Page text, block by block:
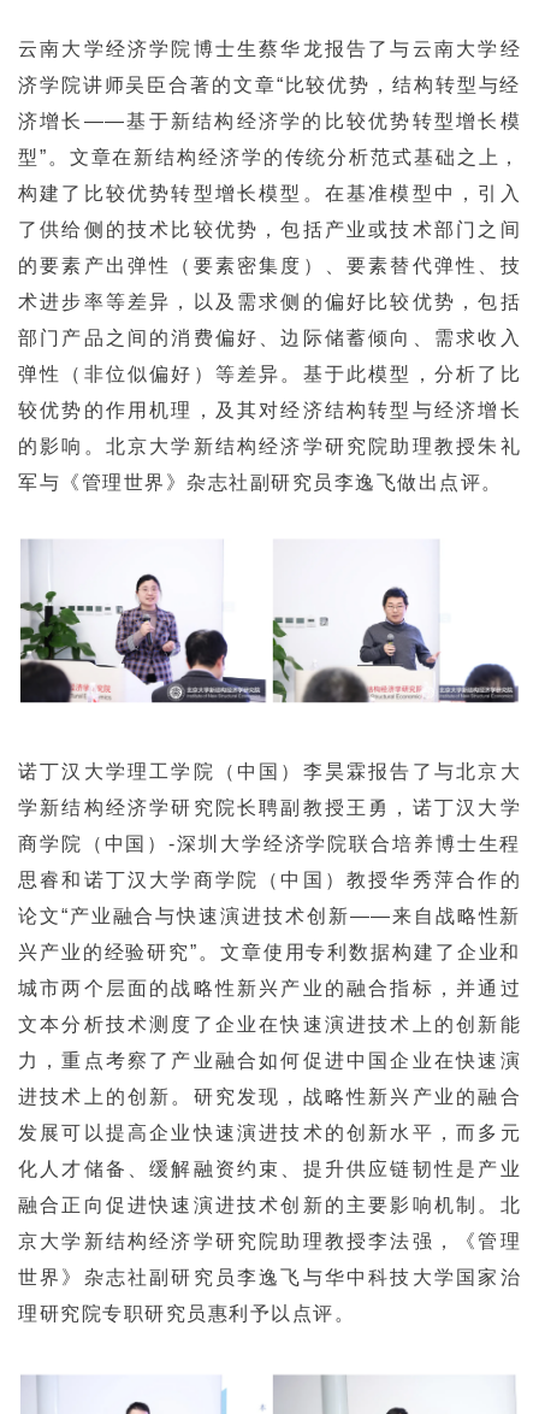
云南大学经济学院博士生蔡华龙报告了与云南大学经
济学院讲师吴臣合著的文章“比较优势，结构转型与经
济增长——基于新结构经济学的比较优势转型增长模
型”。文章在新结构经济学的传统分析范式基础之上，
构建了比较优势转型增长模型。在基准模型中，引入
了供给侧的技术比较优势，包括产业或技术部门之间
的要素产出弹性（要素密集度）、要素替代弹性、技
术进步率等差异，以及需求侧的偏好比较优势，包括
部门产品之间的消费偏好、边际储蓄倾向、需求收入
弹性（非位似偏好）等差异。基于此模型，分析了比
较优势的作用机理，及其对经济结构转型与经济增长
的影响。北京大学新结构经济学研究院助理教授朱礼
军与《管理世界》杂志社副研究员李逸飞做出点评。
诺丁汉大学理工学院（中国）李昊霖报告了与北京大
学新结构经济学研究院长聘副教授王勇，诺丁汉大学
商学院（中国）-深圳大学经济学院联合培养博士生程
思睿和诺丁汉大学商学院（中国）教授华秀萍合作的
论文“产业融合与快速演进技术创新——来自战略性新
兴产业的经验研究”。文章使用专利数据构建了企业和
城市两个层面的战略性新兴产业的融合指标，并通过
文本分析技术测度了企业在快速演进技术上的创新能
力，重点考察了产业融合如何促进中国企业在快速演
进技术上的创新。研究发现，战略性新兴产业的融合
发展可以提高企业快速演进技术的创新水平，而多元
化人才储备、缓解融资约束、提升供应链韧性是产业
融合正向促进快速演进技术创新的主要影响机制。北
京大学新结构经济学研究院助理教授李法强，《管理
世界》杂志社副研究员李逸飞与华中科技大学国家治
理研究院专职研究员惠利予以点评。